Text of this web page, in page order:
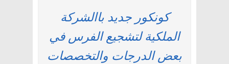
كونكور جديد باالشركة
الملكية لتشجيع الفرس في
بعض الدرجات والتخصصات